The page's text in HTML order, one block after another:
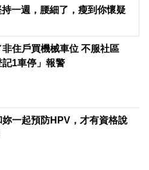
一週，腰細了，瘦到你懷疑
非住戶買機械車位 不服社區
記1車停」報警
妳一起預防HPV，才有資格說